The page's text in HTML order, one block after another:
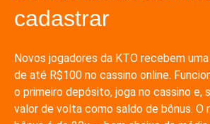
cadastrar
Novos jogadores da KTO recebem
de até R$100 no cassino online.
o primeiro depósito, joga no cassino e,
valor de volta como saldo de bônus. O